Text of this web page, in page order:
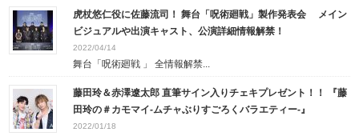
虎杖悠仁役に佐藤流司！ 舞台「呪術廻戦」製作発表会 メイン
ビジュアルや出演キャスト、公演詳細情報解禁！
2022/04/14
舞台「呪術廻戦 」 全情報解禁...
藤田玲＆赤澤遼太郎 直筆サイン入りチェキプレゼント！！ 『藤
田玲の＃カモマイ‐ムチャぶりすごろくバラエティー‐』
2022/01/18